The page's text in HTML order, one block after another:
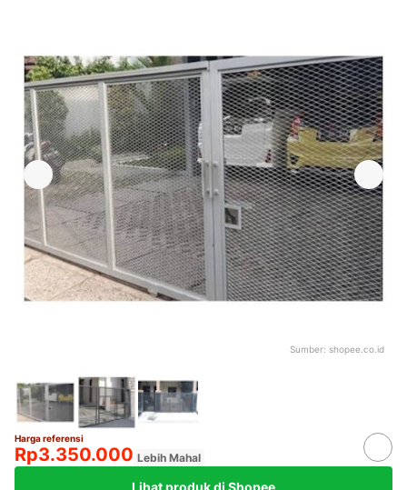
Sumber: shopee.co.id
Harga referensi
Rp3.350.000 Lebih Mahal
Lihat produk di Shopee